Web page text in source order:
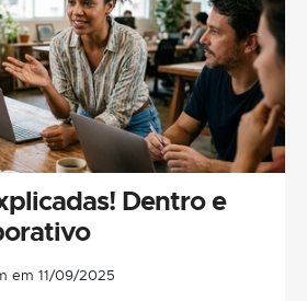
Dentro e
em 11/09/2025